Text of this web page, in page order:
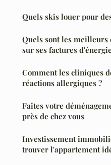
Quels skis louer pour
Quels sont les meilleurs
sur ses factures
Comment les cliniques
réactions allergiques ?
Faites votre
près de chez vous
Investissement
trouver l'appartement